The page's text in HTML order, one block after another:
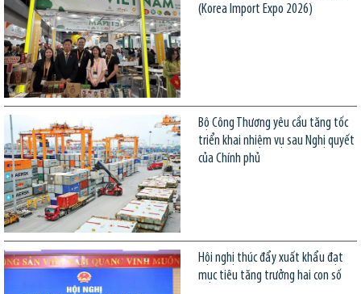
(Korea Import Expo 2026)
Bộ Công Thương yêu cầu tăng tốc
triển khai nhiệm vụ sau Nghị quyết
của Chính phủ
Hội nghị thúc đẩy xuất khẩu đạt
mục tiêu tăng trưởng hai con số